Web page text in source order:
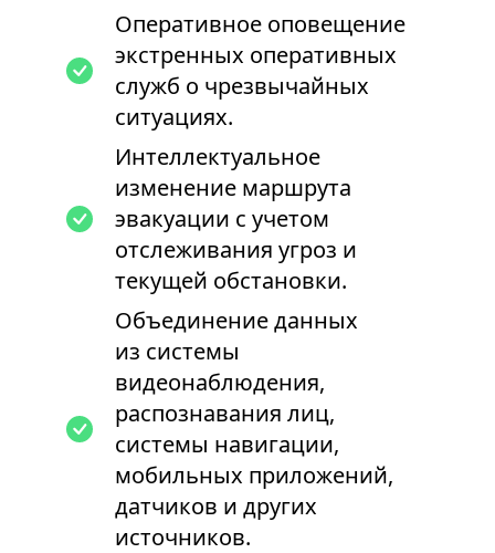
Оперативное оповещение
экстренных оперативных
служб о чрезвычайных
ситуациях.
Интеллектуальное
изменение маршрута
эвакуации с учетом
отслеживания угроз и
текущей обстановки.
Объединение данных
из системы
видеонаблюдения,
распознавания лиц,
системы навигации,
мобильных приложений,
датчиков и других
источников.